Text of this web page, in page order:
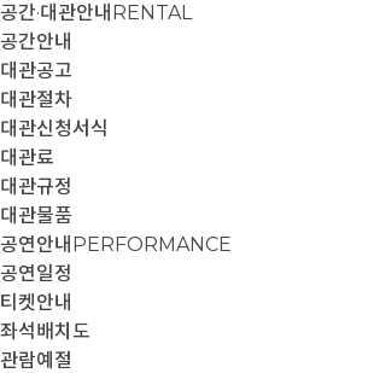
공간·대관안내 RENTAL
공간안내
대관공고
대관절차
대관신청서식
대관료
대관규정
대관물품
공연안내 PERFORMANCE
공연일정
티켓안내
좌석배치도
관람예절